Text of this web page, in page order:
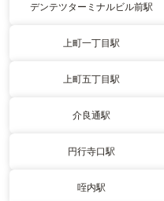
デンテツターミナルビル前駅
上町一丁目駅
上町五丁目駅
介良通駅
円行寺口駅
咥内駅